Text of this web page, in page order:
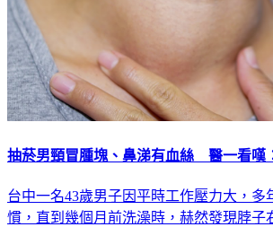
抽菸男頸冒腫塊、鼻涕有血絲 醫一看嘆
台中一名43歲男子因平時工作壓力大，多
慣，直到幾個月前洗澡時，赫然發現脖子